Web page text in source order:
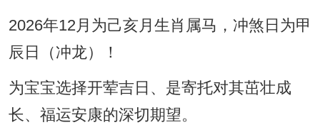
2026年12月为己亥月生肖属马，冲煞日为甲
辰日（冲龙）！
为宝宝选择开荤吉日、是寄托对其茁壮成
长、福运安康的深切期望。